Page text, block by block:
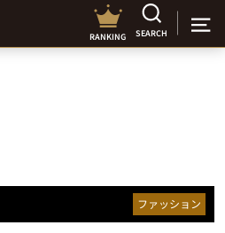
RANKING SEARCH
ファッション